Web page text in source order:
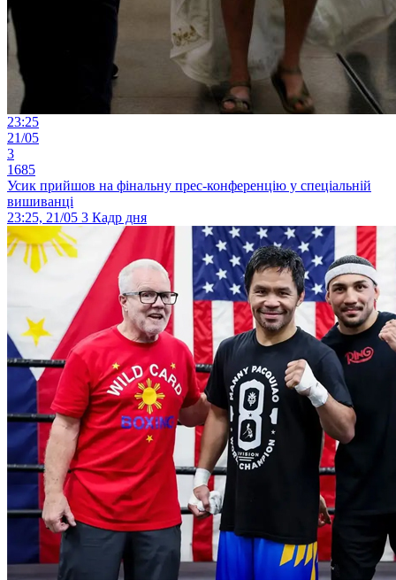
23:25
21/05
3
1685
Усик прийшов на фінальну прес-конференцію у спеціальній
вишиванці
23:25, 21/05 3 Кадр дня